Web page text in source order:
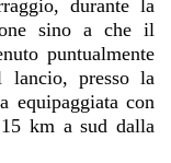
durante la
sino a che il
puntualmente
presso la
equipaggiata con
km a sud dalla